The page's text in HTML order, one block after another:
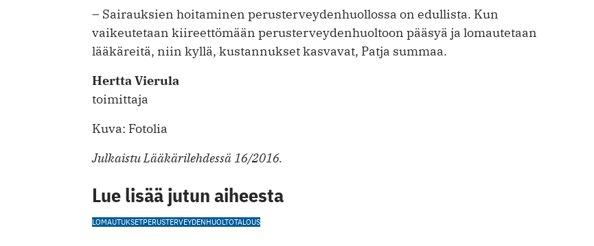
– Sairauksien hoitaminen perusterveydenhuollossa on edullista. Kun
vaikeutetaan kiireettömään perusterveydenhuoltoon pääsyä ja lomautetaan
lääkäreitä, niin kyllä, kustannukset kasvavat, Patja summaa.
Hertta Vierula
toimittaja
Kuva: Fotolia
Julkaistu Lääkärilehdessä 16/2016.
Lue lisää jutun aiheesta
LOMAUTUKSETPERUSTERVEYDENHUOLTOTALOUS